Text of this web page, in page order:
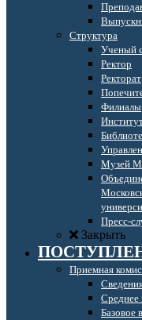
Структура
Ученый
Ректор
Ректорат
Филиалы
Музей
Пресс-
Закрыть
Приемная
Среднее
Базовое